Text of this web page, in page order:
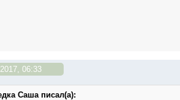
06:33
Саша писал(а):